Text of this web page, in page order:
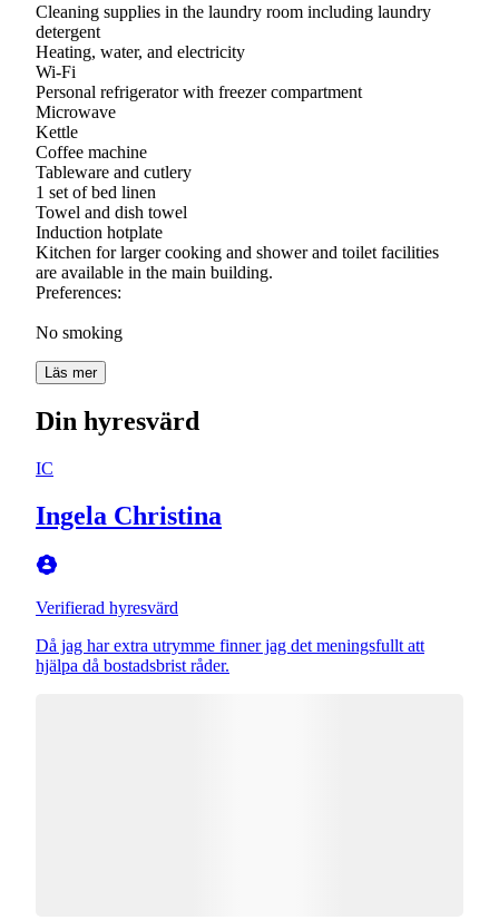
Cleaning supplies in the laundry room including laundry
detergent
Heating, water, and electricity
Wi-Fi
Personal refrigerator with freezer compartment
Microwave
Kettle
Coffee machine
Tableware and cutlery
1 set of bed linen
Towel and dish towel
Induction hotplate
Kitchen for larger cooking and shower and toilet facilities
are available in the main building.
Preferences:
Läs mer
Din hyresvärd
IC
Ingela Christina
Verifierad hyresvärd
Då jag har extra utrymme finner jag det meningsfullt att
hjälpa då bostadsbrist råder.